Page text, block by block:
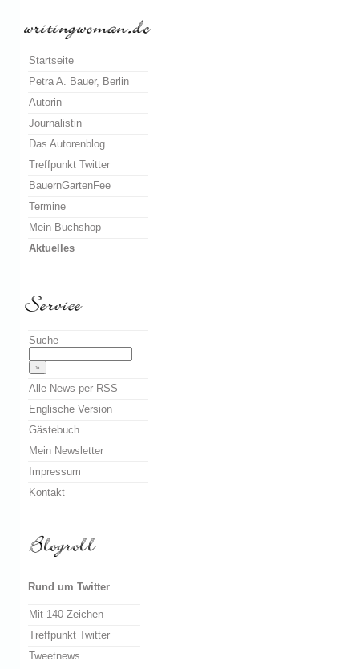
Startseite
Petra A. Bauer, Berlin
Autorin
Journalistin
Das Autorenblog
Treffpunkt Twitter
BauernGartenFee
Termine
Mein Buchshop
Aktuelles
Suche
Alle News per RSS
Englische Version
Gästebuch
Mein Newsletter
Impressum
Kontakt
Rund um Twitter
Mit 140 Zeichen
Treffpunkt Twitter
Tweetnews